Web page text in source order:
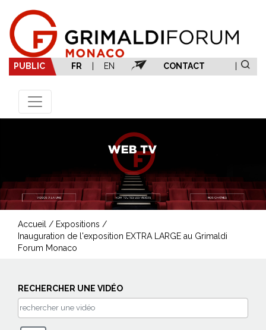
PUBLIC FR EN CONTACT
Accueil / Expositions /
Inauguration de l'exposition EXTRA LARGE au Grimaldi
Forum Monaco
RECHERCHER UNE VIDÉO